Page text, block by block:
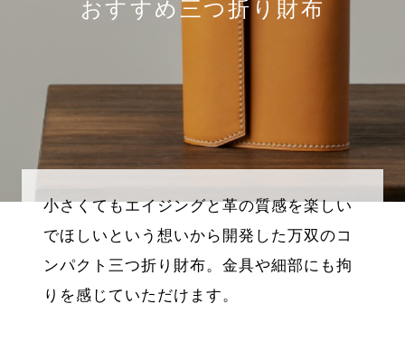
おすすめ三つ折り財布
小さくてもエイジングと革の質感を楽しい
でほしいという想いから開発した万双のコ
ンパクト三つ折り財布。金具や細部にも拘
りを感じていただけます。